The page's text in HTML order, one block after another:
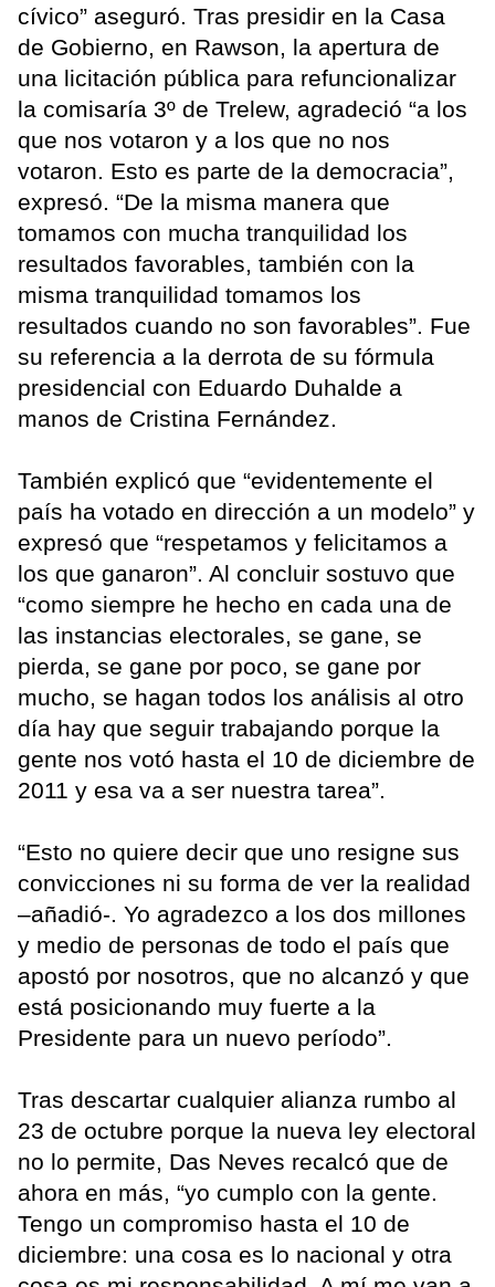
cívico” aseguró. Tras presidir en la Casa
de Gobierno, en Rawson, la apertura de
una licitación pública para refuncionalizar
la comisaría 3º de Trelew, agradeció “a los
que nos votaron y a los que no nos
votaron. Esto es parte de la democracia”,
expresó. “De la misma manera que
tomamos con mucha tranquilidad los
resultados favorables, también con la
misma tranquilidad tomamos los
resultados cuando no son favorables”. Fue
su referencia a la derrota de su fórmula
presidencial con Eduardo Duhalde a
manos de Cristina Fernández.
También explicó que “evidentemente el
país ha votado en dirección a un modelo” y
expresó que “respetamos y felicitamos a
los que ganaron”. Al concluir sostuvo que
“como siempre he hecho en cada una de
las instancias electorales, se gane, se
pierda, se gane por poco, se gane por
mucho, se hagan todos los análisis al otro
día hay que seguir trabajando porque la
gente nos votó hasta el 10 de diciembre de
2011 y esa va a ser nuestra tarea”.
“Esto no quiere decir que uno resigne sus
convicciones ni su forma de ver la realidad
–añadió-. Yo agradezco a los dos millones
y medio de personas de todo el país que
apostó por nosotros, que no alcanzó y que
está posicionando muy fuerte a la
Presidente para un nuevo período”.
Tras descartar cualquier alianza rumbo al
23 de octubre porque la nueva ley electoral
no lo permite, Das Neves recalcó que de
ahora en más, “yo cumplo con la gente.
Tengo un compromiso hasta el 10 de
diciembre: una cosa es lo nacional y otra